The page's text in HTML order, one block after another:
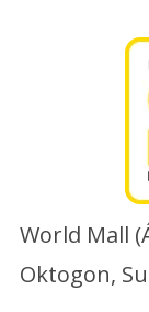
World Mall
Oktogon,